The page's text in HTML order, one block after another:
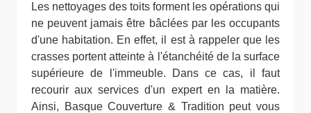
Les nettoyages des toits forment les opérations qui
ne peuvent jamais être bâclées par les occupants
d'une habitation. En effet, il est à rappeler que les
crasses portent atteinte à l'étanchéité de la surface
supérieure de l'immeuble. Dans ce cas, il faut
recourir aux services d'un expert en la matière.
Ainsi, Basque Couverture & Tradition peut vous